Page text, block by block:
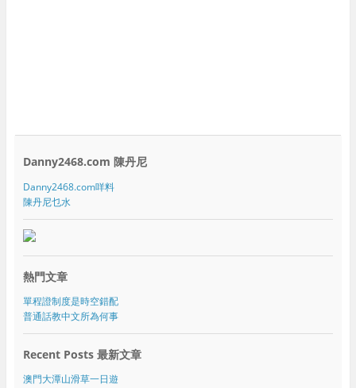
Danny2468.com 陳丹尼
Danny2468.com咩料
陳丹尼乜水
熱門文章
單程證制度是時空錯配
普通話教中文所為何事
Recent Posts 最新文章
澳門大潭山滑草一日遊